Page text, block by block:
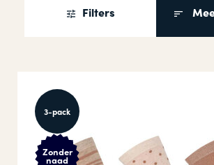
Filters
3-pack
Zonder
naad